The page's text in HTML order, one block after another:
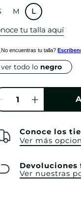
M L
tu talla aquí
encuentras tu talla?
ver todo lo negro
Conoce los
Ver más
Ver nuestras